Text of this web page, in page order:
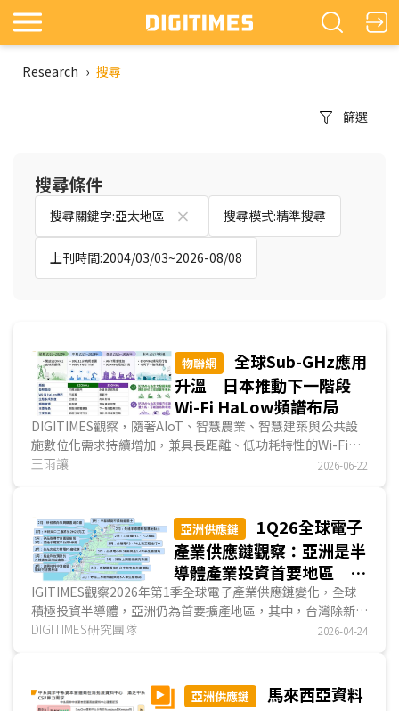
Research › 搜尋
篩選
搜尋條件
搜尋關鍵字:亞太地區 搜尋模式:精準搜尋
上刊時間:2004/03/03~2026-08/08
物聯網
全球Sub-GHz應用
升溫 日本推動下一階段
Wi-Fi HaLow頻譜布局
DIGITIMES觀察，隨著AIoT、智慧農業、智慧建築與公共設
施數位化需求持續增加，兼具長距離、低功耗特性的Wi-Fi
HaLow (IEEE 802.11ah)逐漸展現應用價值。相較於主流Wi-
與頻譜規畫持續推動相關發展，並討論850MHz頻譜開放的可
能性，使Wi-Fi HaLow再度成為全球Sub-GHz無線通訊市場
發展所關注的焦點。...
王雨讓 2026-06-22
亞洲供應鏈
1Q26全球電子
產業供應鏈觀察：亞洲是半
導體產業投資首要地區 歐
美地區業者收購動態成為焦
點
IGITIMES觀察2026年第1季全球電子產業供應鏈變化，全球
積極投資半導體，亞洲仍為首要擴產地區，其中，台灣除新竹
科學園區外，台中與嘉義、台南與高雄等也成為業者積極投資
DIGITIMES研究團隊 2026-04-24
亞洲供應鏈
馬來西亞資料